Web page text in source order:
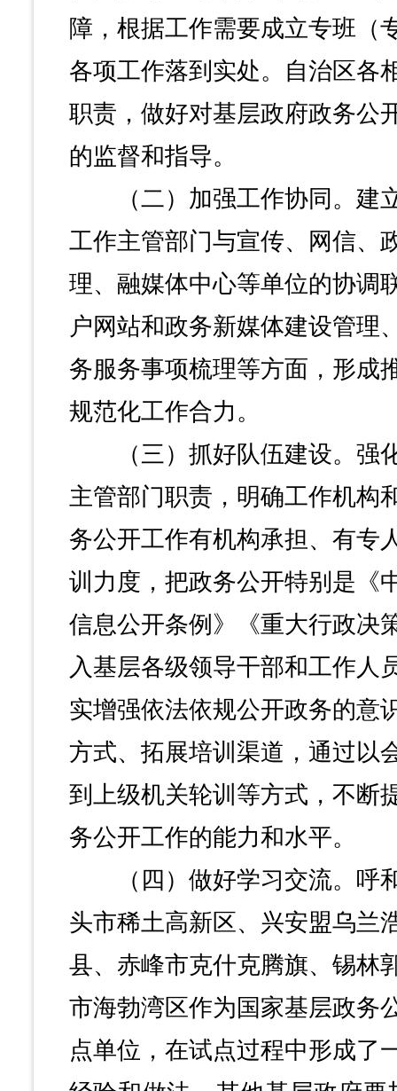
障，根据工作需要成立专班（
各项工作落到实处。自治区各
职责，做好对基层政府政务公
的监督和指导。
（二）加强工作协同。建
工作主管部门与宣传、网信、
理、融媒体中心等单位的协调
户网站和政务新媒体建设管理
务服务事项梳理等方面，形成
规范化工作合力。
（三）抓好队伍建设。强
主管部门职责，明确工作机构
务公开工作有机构承担、有专
训力度，把政务公开特别是《
信息公开条例》《重大行政决
入基层各级领导干部和工作人
实增强依法依规公开政务的意
方式、拓展培训渠道，通过以
到上级机关轮训等方式，不断
务公开工作的能力和水平。
（四）做好学习交流。呼
头市稀土高新区、兴安盟乌兰
县、赤峰市克什克腾旗、锡林
市海勃湾区作为国家基层政务
点单位，在试点过程中形成了